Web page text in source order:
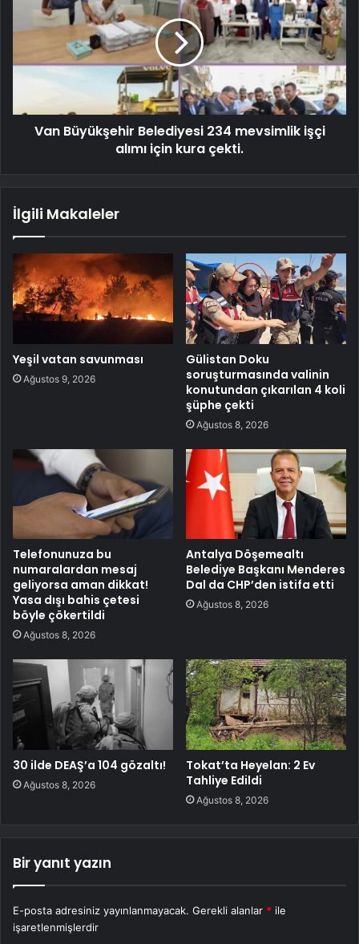
Van Büyükşehir Belediyesi 234 mevsimlik işçi
alımı için kura çekti.
İlgili Makaleler
Yeşil vatan savunması
Ağustos 9, 2026
Gülistan Doku
soruşturmasında valinin
konutundan çıkarılan 4 koli
şüphe çekti
Ağustos 8, 2026
Telefonunuza bu
numaralardan mesaj
geliyorsa aman dikkat!
Yasa dışı bahis çetesi
böyle çökertildi
Ağustos 8, 2026
Antalya Döşemealtı
Belediye Başkanı Menderes
Dal da CHP’den istifa etti
Ağustos 8, 2026
30 ilde DEAŞ’a 104 gözaltı!
Ağustos 8, 2026
Tokat’ta Heyelan: 2 Ev
Tahliye Edildi
Ağustos 8, 2026
Bir yanıt yazın
E-posta adresiniz yayınlanmayacak. Gerekli alanlar * ile
işaretlenmişlerdir